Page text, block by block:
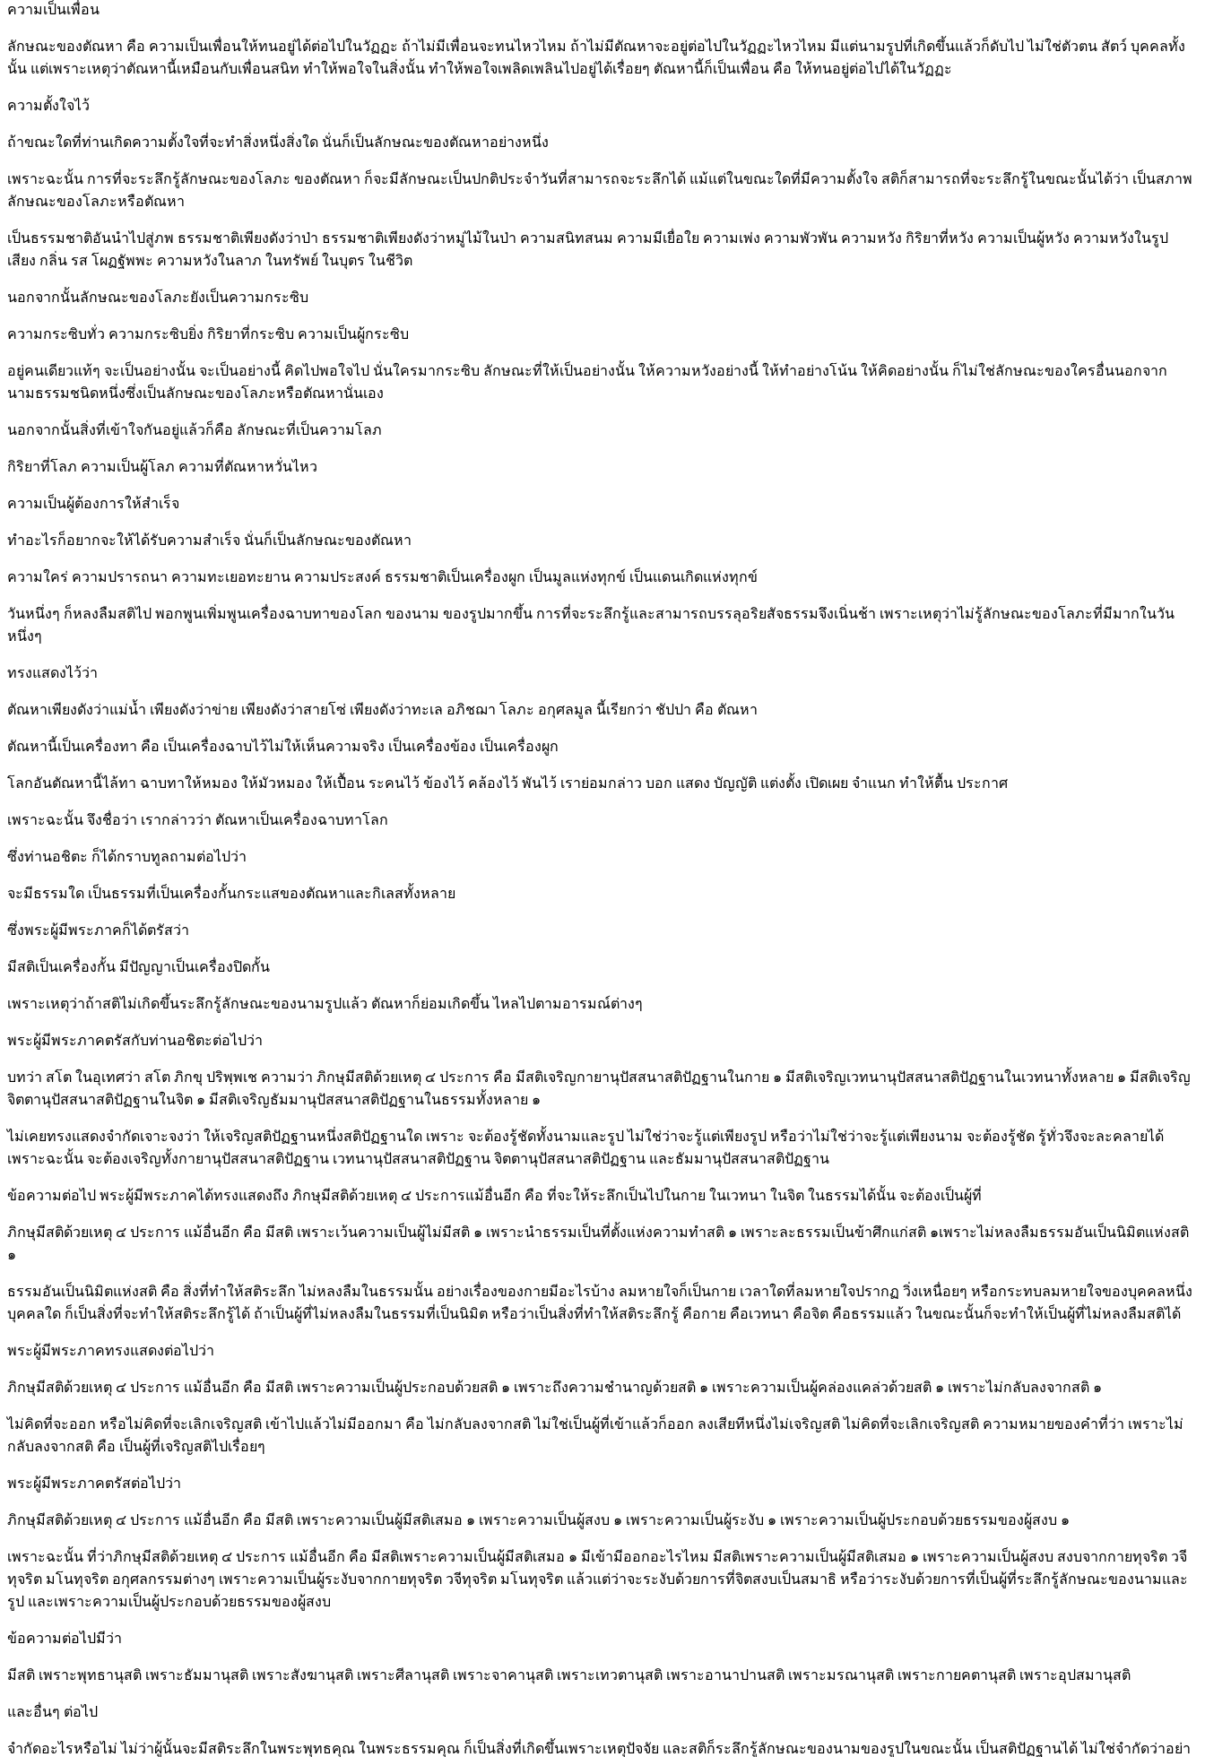
ความเป็นเพื่อน
ลักษณะของตัณหา คือ ความเป็นเพื่อนให้ทนอยู่ได้ต่อไปในวัฏฏะ ถ้าไม่มีเพื่อนจะทนไหวไหม ถ้าไม่มีตัณหาจะอยู่ต่อไปในวัฏฏะไหวไหม มีแต่นามรูปที่เกิดขึ้นแล้วก็ดับไป ไม่ใช่ตัวตน สัตว์ บุคคลทั้ง
นั้น แต่เพราะเหตุว่าตัณหานี้เหมือนกับเพื่อนสนิท ทำให้พอใจในสิ่งนั้น ทำให้พอใจเพลิดเพลินไปอยู่ได้เรื่อยๆ ตัณหานี้ก็เป็นเพื่อน คือ ให้ทนอยู่ต่อไปได้ในวัฏฏะ
ความตั้งใจไว้
ถ้าขณะใดที่ท่านเกิดความตั้งใจที่จะทำสิ่งหนึ่งสิ่งใด นั่นก็เป็นลักษณะของตัณหาอย่างหนึ่ง
เพราะฉะนั้น การที่จะระลึกรู้ลักษณะของโลภะ ของตัณหา ก็จะมีลักษณะเป็นปกติประจำวันที่สามารถจะระลึกได้ แม้แต่ในขณะใดที่มีความตั้งใจ สติก็สามารถที่จะระลึกรู้ในขณะนั้นได้ว่า เป็นสภาพ
ลักษณะของโลภะหรือตัณหา
เป็นธรรมชาติอันนำไปสู่ภพ ธรรมชาติเพียงดังว่าป่า ธรรมชาติเพียงดังว่าหมู่ไม้ในป่า ความสนิทสนม ความมีเยื่อใย ความเพ่ง ความพัวพัน ความหวัง กิริยาที่หวัง ความเป็นผู้หวัง ความหวังในรูป
เสียง กลิ่น รส โผฏฐัพพะ ความหวังในลาภ ในทรัพย์ ในบุตร ในชีวิต
นอกจากนั้นลักษณะของโลภะยังเป็นความกระซิบ
ความกระซิบทั่ว ความกระซิบยิ่ง กิริยาที่กระซิบ ความเป็นผู้กระซิบ
อยู่คนเดียวแท้ๆ จะเป็นอย่างนั้น จะเป็นอย่างนี้ คิดไปพอใจไป นั่นใครมากระซิบ ลักษณะที่ให้เป็นอย่างนั้น ให้ความหวังอย่างนี้ ให้ทำอย่างโน้น ให้คิดอย่างนั้น ก็ไม่ใช่ลักษณะของใครอื่นนอกจาก
นามธรรมชนิดหนึ่งซึ่งเป็นลักษณะของโลภะหรือตัณหานั่นเอง
นอกจากนั้นสิ่งที่เข้าใจกันอยู่แล้วก็คือ ลักษณะที่เป็นความโลภ
กิริยาที่โลภ ความเป็นผู้โลภ ความที่ตัณหาหวั่นไหว
ความเป็นผู้ต้องการให้สำเร็จ
ทำอะไรก็อยากจะให้ได้รับความสำเร็จ นั่นก็เป็นลักษณะของตัณหา
ความใคร่ ความปรารถนา ความทะเยอทะยาน ความประสงค์ ธรรมชาติเป็นเครื่องผูก เป็นมูลแห่งทุกข์ เป็นแดนเกิดแห่งทุกข์
วันหนึ่งๆ ก็หลงลืมสติไป พอกพูนเพิ่มพูนเครื่องฉาบทาของโลก ของนาม ของรูปมากขึ้น การที่จะระลึกรู้และสามารถบรรลุอริยสัจธรรมจึงเนิ่นช้า เพราะเหตุว่าไม่รู้ลักษณะของโลภะที่มีมากในวัน
หนึ่งๆ
ทรงแสดงไว้ว่า
ตัณหาเพียงดังว่าแม่น้ำ เพียงดังว่าข่าย เพียงดังว่าสายโซ่ เพียงดังว่าทะเล อภิชฌา โลภะ อกุศลมูล นี้เรียกว่า ชัปปา คือ ตัณหา
ตัณหานี้เป็นเครื่องทา คือ เป็นเครื่องฉาบไว้ไม่ให้เห็นความจริง เป็นเครื่องข้อง เป็นเครื่องผูก
โลกอันตัณหานี้ไล้ทา ฉาบทาให้หมอง ให้มัวหมอง ให้เปื้อน ระคนไว้ ข้องไว้ คล้องไว้ พันไว้ เราย่อมกล่าว บอก แสดง บัญญัติ แต่งตั้ง เปิดเผย จำแนก ทำให้ตื้น ประกาศ
เพราะฉะนั้น จึงชื่อว่า เรากล่าวว่า ตัณหาเป็นเครื่องฉาบทาโลก
ซึ่งท่านอชิตะ ก็ได้กราบทูลถามต่อไปว่า
จะมีธรรมใด เป็นธรรมที่เป็นเครื่องกั้นกระแสของตัณหาและกิเลสทั้งหลาย
ซึ่งพระผู้มีพระภาคก็ได้ตรัสว่า
มีสติเป็นเครื่องกั้น มีปัญญาเป็นเครื่องปิดกั้น
เพราะเหตุว่าถ้าสติไม่เกิดขึ้นระลึกรู้ลักษณะของนามรูปแล้ว ตัณหาก็ย่อมเกิดขึ้น ไหลไปตามอารมณ์ต่างๆ
พระผู้มีพระภาคตรัสกับท่านอชิตะต่อไปว่า
บทว่า สโต ในอุเทศว่า สโต ภิกขุ ปริพฺพเช ความว่า ภิกษุมีสติด้วยเหตุ ๔ ประการ คือ มีสติเจริญกายานุปัสสนาสติปัฏฐานในกาย ๑ มีสติเจริญเวทนานุปัสสนาสติปัฏฐานในเวทนาทั้งหลาย ๑ มีสติเจริญ
จิตตานุปัสสนาสติปัฏฐานในจิต ๑ มีสติเจริญธัมมานุปัสสนาสติปัฏฐานในธรรมทั้งหลาย ๑
ไม่เคยทรงแสดงจำกัดเจาะจงว่า ให้เจริญสติปัฏฐานหนึ่งสติปัฏฐานใด เพราะ จะต้องรู้ชัดทั้งนามและรูป ไม่ใช่ว่าจะรู้แต่เพียงรูป หรือว่าไม่ใช่ว่าจะรู้แต่เพียงนาม จะต้องรู้ชัด รู้ทั่วจึงจะละคลายได้
เพราะฉะนั้น จะต้องเจริญทั้งกายานุปัสสนาสติปัฏฐาน เวทนานุปัสสนาสติปัฏฐาน จิตตานุปัสสนาสติปัฏฐาน และธัมมานุปัสสนาสติปัฏฐาน
ข้อความต่อไป พระผู้มีพระภาคได้ทรงแสดงถึง ภิกษุมีสติด้วยเหตุ ๔ ประการแม้อื่นอีก คือ ที่จะให้ระลึกเป็นไปในกาย ในเวทนา ในจิต ในธรรมได้นั้น จะต้องเป็นผู้ที่
ภิกษุมีสติด้วยเหตุ ๔ ประการ แม้อื่นอีก คือ มีสติ เพราะเว้นความเป็นผู้ไม่มีสติ ๑ เพราะนำธรรมเป็นที่ตั้งแห่งความทำสติ ๑ เพราะละธรรมเป็นข้าศึกแก่สติ ๑เพราะไม่หลงลืมธรรมอันเป็นนิมิตแห่งสติ
๑
ธรรมอันเป็นนิมิตแห่งสติ คือ สิ่งที่ทำให้สติระลึก ไม่หลงลืมในธรรมนั้น อย่างเรื่องของกายมีอะไรบ้าง ลมหายใจก็เป็นกาย เวลาใดที่ลมหายใจปรากฏ วิ่งเหนื่อยๆ หรือกระทบลมหายใจของบุคคลหนึ่ง
บุคคลใด ก็เป็นสิ่งที่จะทำให้สติระลึกรู้ได้ ถ้าเป็นผู้ที่ไม่หลงลืมในธรรมที่เป็นนิมิต หรือว่าเป็นสิ่งที่ทำให้สติระลึกรู้ คือกาย คือเวทนา คือจิต คือธรรมแล้ว ในขณะนั้นก็จะทำให้เป็นผู้ที่ไม่หลงลืมสติได้
พระผู้มีพระภาคทรงแสดงต่อไปว่า
ภิกษุมีสติด้วยเหตุ ๔ ประการ แม้อื่นอีก คือ มีสติ เพราะความเป็นผู้ประกอบด้วยสติ ๑ เพราะถึงความชำนาญด้วยสติ ๑ เพราะความเป็นผู้คล่องแคล่วด้วยสติ ๑ เพราะไม่กลับลงจากสติ ๑
ไม่คิดที่จะออก หรือไม่คิดที่จะเลิกเจริญสติ เข้าไปแล้วไม่มีออกมา คือ ไม่กลับลงจากสติ ไม่ใช่เป็นผู้ที่เข้าแล้วก็ออก ลงเสียทีหนึ่งไม่เจริญสติ ไม่คิดที่จะเลิกเจริญสติ ความหมายของคำที่ว่า เพราะไม่
กลับลงจากสติ คือ เป็นผู้ที่เจริญสติไปเรื่อยๆ
พระผู้มีพระภาคตรัสต่อไปว่า
ภิกษุมีสติด้วยเหตุ ๔ ประการ แม้อื่นอีก คือ มีสติ เพราะความเป็นผู้มีสติเสมอ ๑ เพราะความเป็นผู้สงบ ๑ เพราะความเป็นผู้ระงับ ๑ เพราะความเป็นผู้ประกอบด้วยธรรมของผู้สงบ ๑
เพราะฉะนั้น ที่ว่าภิกษุมีสติด้วยเหตุ ๔ ประการ แม้อื่นอีก คือ มีสติเพราะความเป็นผู้มีสติเสมอ ๑ มีเข้ามีออกอะไรไหม มีสติเพราะความเป็นผู้มีสติเสมอ ๑ เพราะความเป็นผู้สงบ สงบจากกายทุจริต วจี
ทุจริต มโนทุจริต อกุศลกรรมต่างๆ เพราะความเป็นผู้ระงับจากกายทุจริต วจีทุจริต มโนทุจริต แล้วแต่ว่าจะระงับด้วยการที่จิตสงบเป็นสมาธิ หรือว่าระงับด้วยการที่เป็นผู้ที่ระลึกรู้ลักษณะของนามและ
รูป และเพราะความเป็นผู้ประกอบด้วยธรรมของผู้สงบ
ข้อความต่อไปมีว่า
มีสติ เพราะพุทธานุสติ เพราะธัมมานุสติ เพราะสังฆานุสติ เพราะศีลานุสติ เพราะจาคานุสติ เพราะเทวตานุสติ เพราะอานาปานสติ เพราะมรณานุสติ เพราะกายคตานุสติ เพราะอุปสมานุสติ
และอื่นๆ ต่อไป
จำกัดอะไรหรือไม่ ไม่ว่าผู้นั้นจะมีสติระลึกในพระพุทธคุณ ในพระธรรมคุณ ก็เป็นสิ่งที่เกิดขึ้นเพราะเหตุปัจจัย และสติก็ระลึกรู้ลักษณะของนามของรูปในขณะนั้น เป็นสติปัฏฐานได้ ไม่ใช่จำกัดว่าอย่า